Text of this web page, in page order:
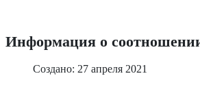
Информация о
Создано: 27 апреля 2021